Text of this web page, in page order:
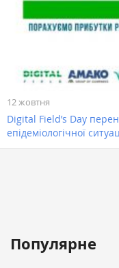
12 жовтня
Digital Field’s Day
епідеміологічної
Популярне